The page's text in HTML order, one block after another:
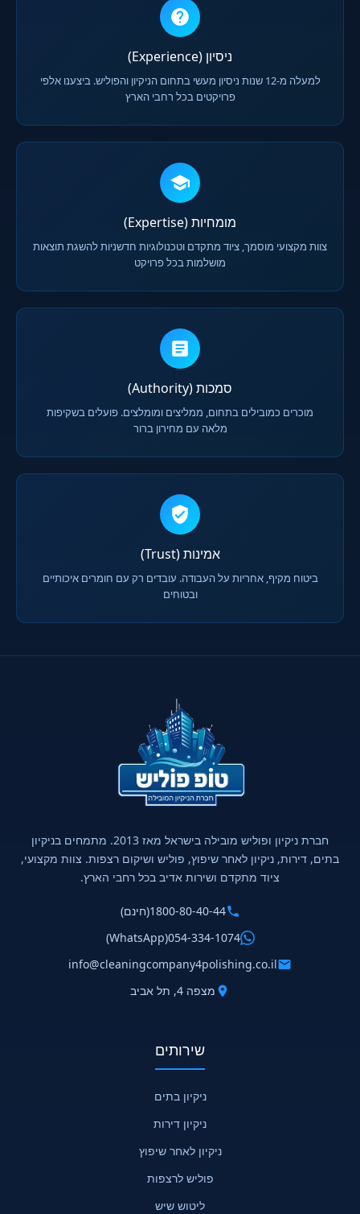
ניסיון (Experience)
למעלה מ-12 שנות ניסיון מעשי בתחום הניקיון והפוליש. ביצענו אלפי
פרויקטים בכל רחבי הארץ
מומחיות (Expertise)
צוות מקצועי מוסמך, ציוד מתקדם וטכנולוגיות חדשניות להשגת תוצאות
מושלמות בכל פרויקט
סמכות (Authority)
מוכרים כמובילים בתחום, ממליצים ומומלצים. פועלים בשקיפות
מלאה עם מחירון ברור
אמינות (Trust)
ביטוח מקיף, אחריות על העבודה. עובדים רק עם חומרים איכותיים
ובטוחים
חברת ניקיון ופוליש מובילה בישראל מאז 2013. מתמחים בניקיון
בתים, דירות, ניקיון לאחר שיפוץ, פוליש ושיקום רצפות. צוות מקצועי,
ציוד מתקדם ושירות אדיב בכל רחבי הארץ.
1800-80-40-44(חינם)
054-334-1074
(WhatsApp)
info@cleaningcompany4polishing.co.il
מצפה 4, תל אביב
שירותים
ניקיון בתים
ניקיון דירות
ניקיון לאחר שיפוץ
פוליש לרצפות
ליטוש שיש